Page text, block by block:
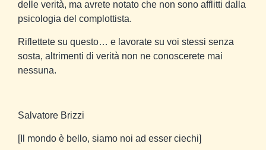
delle verità, ma avrete notato che non sono afflitti dalla
psicologia del complottista.
Riflettete su questo… e lavorate su voi stessi senza
sosta, altrimenti di verità non ne conoscerete mai
nessuna.
Salvatore Brizzi
[Il mondo è bello, siamo noi ad esser ciechi]